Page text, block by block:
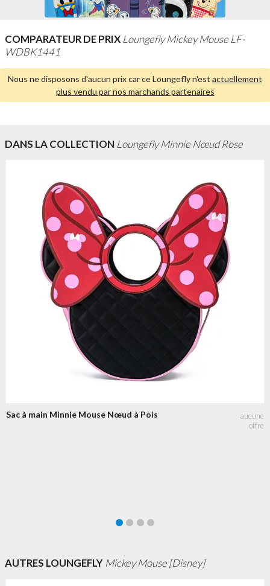
COMPARATEUR DE PRIX Loungefly Mickey Mouse LF-
WDBK1441
Nous ne disposons d'aucun prix car ce Loungefly n'est actuellement
plus vendu par nos marchands partenaires
DANS LA COLLECTION Loungefly Minnie Nœud Rose
Sac à main Minnie Mouse Nœud à Pois
AUTRES LOUNGEFLYMickey Mouse [Disney]